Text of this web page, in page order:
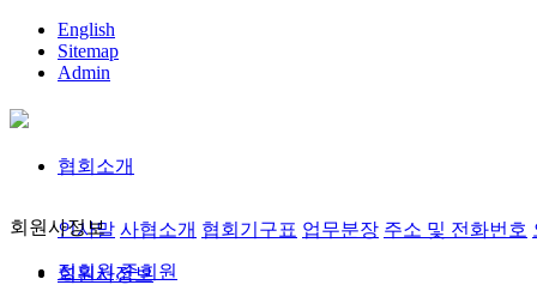
English
Sitemap
Admin
협회소개
인사말 사협소개 협회기구표 업무분장 주소 및 전화번호
회원사정보
회원사정보
정회원,준회원